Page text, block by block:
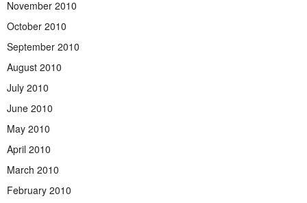
November 2010
October 2010
September 2010
August 2010
July 2010
June 2010
May 2010
April 2010
March 2010
February 2010